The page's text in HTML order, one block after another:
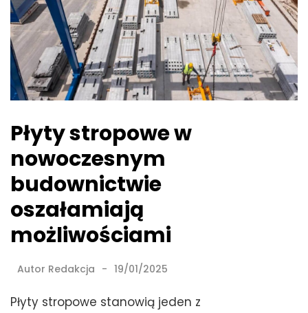
Płyty stropowe w
nowoczesnym
budownictwie
oszałamiają
możliwościami
Autor Redakcja 19/01/2025
Płyty stropowe stanowią jeden z